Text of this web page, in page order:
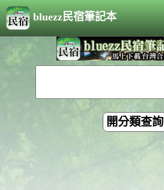
bluezz民宿筆記本
開分類查詢